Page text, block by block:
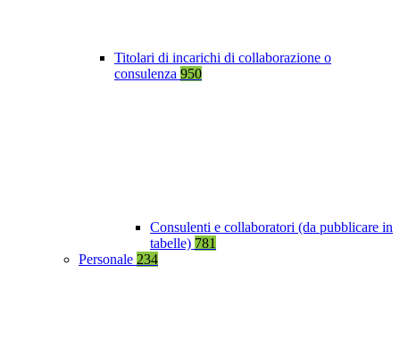
Titolari di incarichi di collaborazione o
consulenza 950
Consulenti e collaboratori (da pubblicare in
tabelle) 781
Personale 234